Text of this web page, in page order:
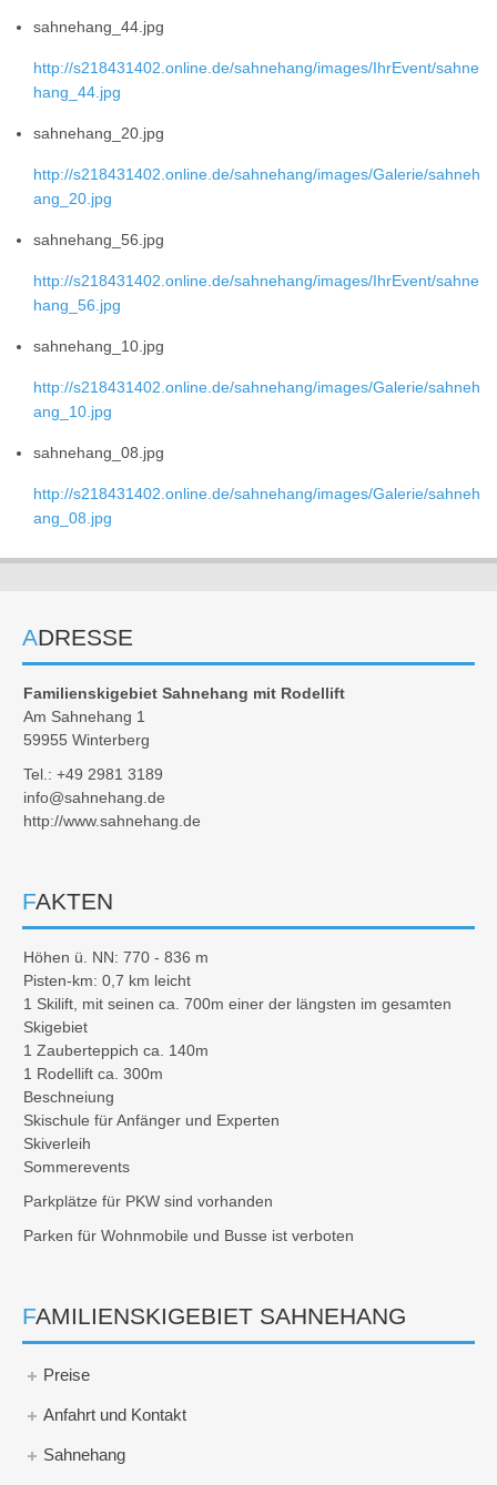
sahnehang_44.jpg
http://s218431402.online.de/sahnehang/images/IhrEvent/sahne
hang_44.jpg
sahnehang_20.jpg
http://s218431402.online.de/sahnehang/images/Galerie/sahneh
ang_20.jpg
sahnehang_56.jpg
http://s218431402.online.de/sahnehang/images/IhrEvent/sahne
hang_56.jpg
sahnehang_10.jpg
http://s218431402.online.de/sahnehang/images/Galerie/sahneh
ang_10.jpg
sahnehang_08.jpg
http://s218431402.online.de/sahnehang/images/Galerie/sahneh
ang_08.jpg
ADRESSE
Familienskigebiet Sahnehang mit Rodellift
Am Sahnehang 1
59955 Winterberg
Tel.: +49 2981 3189
info@sahnehang.de
http://www.sahnehang.de
FAKTEN
Höhen ü. NN: 770 - 836 m
Pisten-km: 0,7 km leicht
1 Skilift, mit seinen ca. 700m einer der längsten im gesamten
Skigebiet
1 Zauberteppich ca. 140m
1 Rodellift ca. 300m
Beschneiung
Skischule für Anfänger und Experten
Skiverleih
Sommerevents
Parkplätze für PKW sind vorhanden
Parken für Wohnmobile und Busse ist verboten
FAMILIENSKIGEBIET SAHNEHANG
Preise
Anfahrt und Kontakt
Sahnehang